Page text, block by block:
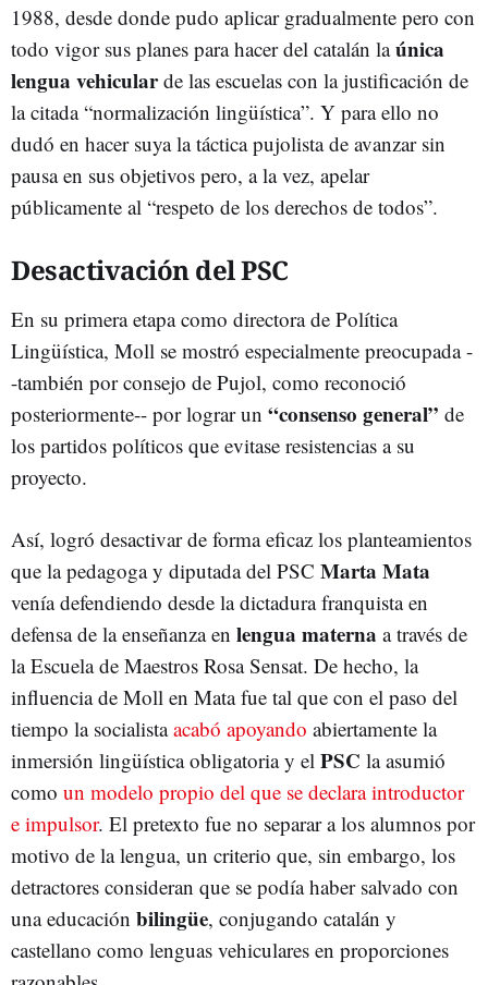
1988, desde donde pudo aplicar gradualmente pero con
todo vigor sus planes para hacer del catalán laúnica
lengua vehicularde las escuelas con la justificación de
la citada “normalización lingüística”. Y para ello no
dudó en hacer suya la táctica pujolista de avanzar sin
pausa en sus objetivos pero, a la vez, apelar
públicamente al “respeto de los derechos de todos”.
Desactivación del PSC
En su primera etapa como directora de Política
Lingüística, Moll se mostró especialmente preocupada -
-también por consejo de Pujol, como reconoció
posteriormente-- por lograr un “consenso general” de
los partidos políticos que evitase resistencias a su
proyecto.
Así, logró desactivar de forma eficaz los planteamientos
que la pedagoga y diputada del PSC Marta Mata
venía defendiendo desde la dictadura franquista en
defensa de la enseñanza en lengua materna a través de
la Escuela de Maestros Rosa Sensat. De hecho, la
influencia de Moll en Mata fue tal que con el paso del
tiempo la socialistaacabó apoyando abiertamente la
inmersión lingüística obligatoria y el PSC la asumió
como un modelo propio del que se declara introductor
e impulsor. El pretexto fue no separar a los alumnos por
motivo de la lengua, un criterio que, sin embargo, los
detractores consideran que se podía haber salvado con
una educación bilingüe, conjugando catalán y
castellano como lenguas vehiculares en proporciones